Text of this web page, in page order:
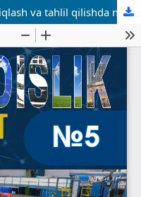
Zararli dasturiy ta’minotni aniqlash va tahlil qilishda neyron tarmoqlardan foydalanish imkoniyatlari